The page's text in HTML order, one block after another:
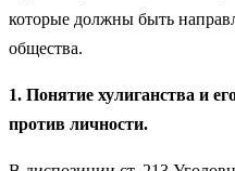
которые должны быть
общества.
1. Понятие хулиганства и
против личности.